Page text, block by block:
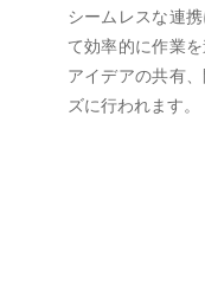
シームレスな連
て効率的に作業
アイデアの共有
ズに行われます。